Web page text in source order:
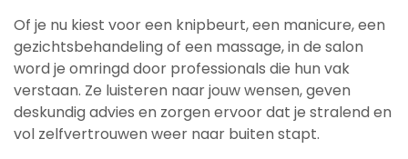
Of je nu kiest voor een knipbeurt, een manicure, een
gezichtsbehandeling of een massage, in de salon
word je omringd door professionals die hun vak
verstaan. Ze luisteren naar jouw wensen, geven
deskundig advies en zorgen ervoor dat je stralend en
vol zelfvertrouwen weer naar buiten stapt.